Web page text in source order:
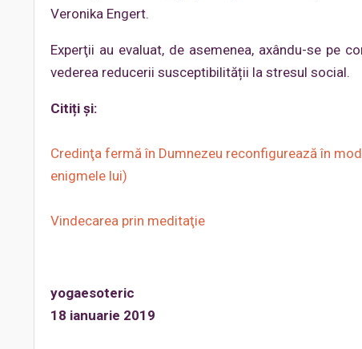
Veronika Engert.
Experţii au evaluat, de asemenea, axându-se pe
vederea reducerii susceptibilității la stresul social.
Citiți și:
Credinţa fermă în Dumnezeu reconfigurează în
enigmele lui)
Vindecarea prin meditaţie
yogaesoteric
18 ianuarie 2019